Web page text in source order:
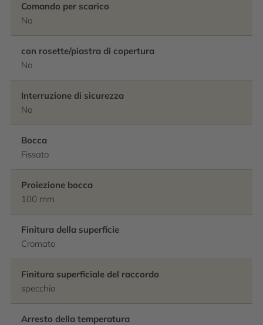
Comando per scarico
No
con rosette/piastra di copertura
No
Interruzione di sicurezza
No
Bocca
Fissato
Proiezione bocca
100 mm
Finitura della superficie
Cromato
Finitura superficiale del raccordo
specchio
Arresto della temperatura